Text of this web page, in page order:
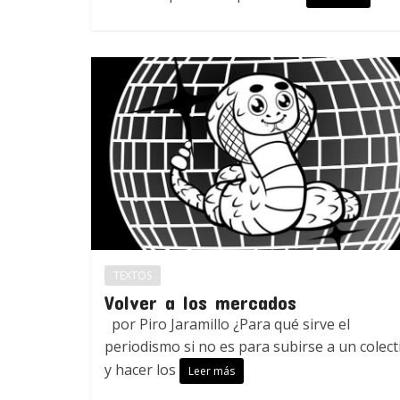
TEXTOS
Volver a los mercados
por Piro Jaramillo ¿Para qué sirve el
periodismo si no es para subirse a un
y hacer los
Leer más